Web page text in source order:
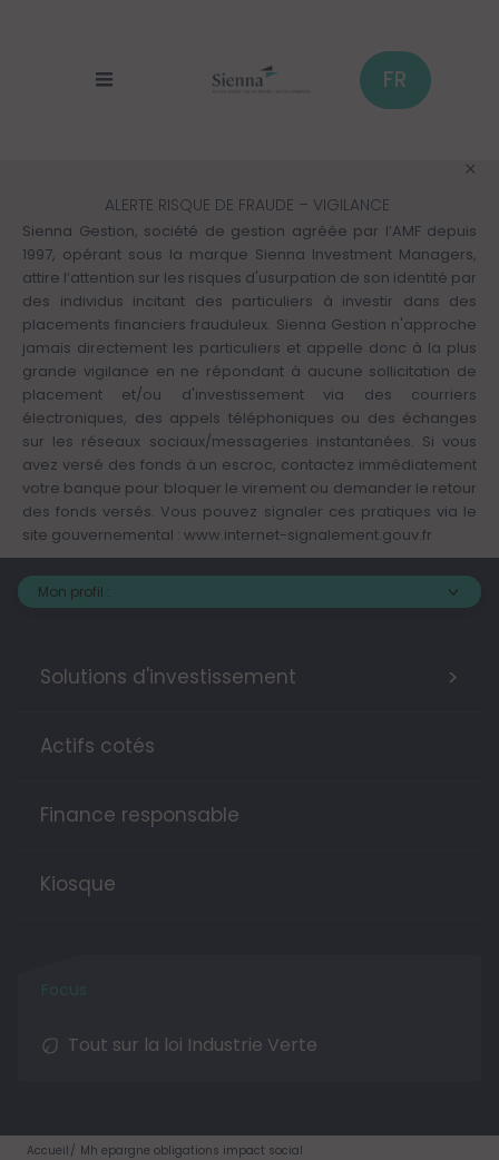
FR
ALERTE RISQUE DE FRAUDE – VIGILANCE
Sienna Gestion, société de gestion agréée par l’AMF depuis
1997, opérant sous la marque Sienna Investment Managers,
attire l’attention sur les risques d'usurpation de son identité par
des individus incitant des particuliers à investir dans des
placements financiers frauduleux. Sienna Gestion n'approche
jamais directement les particuliers et appelle donc à la plus
grande vigilance en ne répondant à aucune sollicitation de
placement et/ou d'investissement via des courriers
électroniques, des appels téléphoniques ou des échanges
sur les réseaux sociaux/messageries instantanées. Si vous
avez versé des fonds à un escroc, contactez immédiatement
votre banque pour bloquer le virement ou demander le retour
des fonds versés. Vous pouvez signaler ces pratiques via le
site gouvernemental : www.internet-signalement.gouv.fr
Mon profil :
Solutions d'investissement >
Actifs cotés
Finance responsable
Kiosque
Tout sur la loi Industrie Verte
Accueil Mh epargne obligations impact social